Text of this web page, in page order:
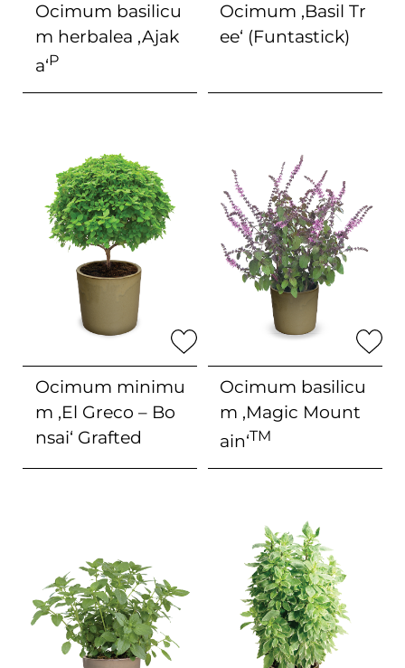
Ocimum basilicu
m herbalea ‚Ajak
a‘P
Ocimum ‚Basil Tr
ee‘ (Funtastick)
Ocimum minimu
m ‚El Greco – Bo
nsai‘ Grafted
Ocimum basilicu
m ‚Magic Mount
ain‘TM